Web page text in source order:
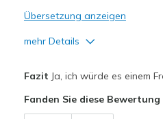
Übersetzung anzeigen
mehr Details
Comfortable
Fazit Ja, ich würde es einem
Fanden Sie diese